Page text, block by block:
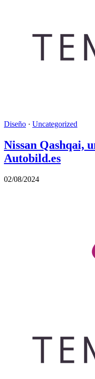
Diseño · Uncategorized
Nissan Qashqai,
Autobild.es
02/08/2024